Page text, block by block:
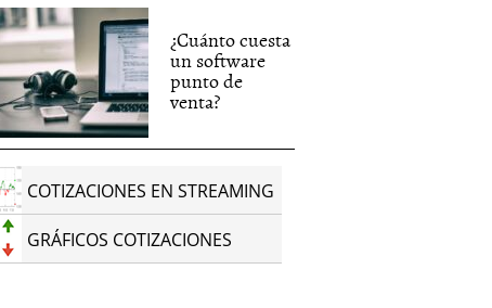
¿Cuánto cuesta
un software
punto de
venta?
COTIZACIONES EN STREAMING
GRÁFICOS COTIZACIONES